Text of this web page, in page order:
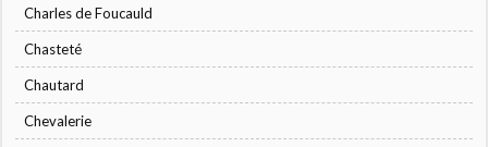
Charles de Foucauld
Chasteté
Chautard
Chevalerie